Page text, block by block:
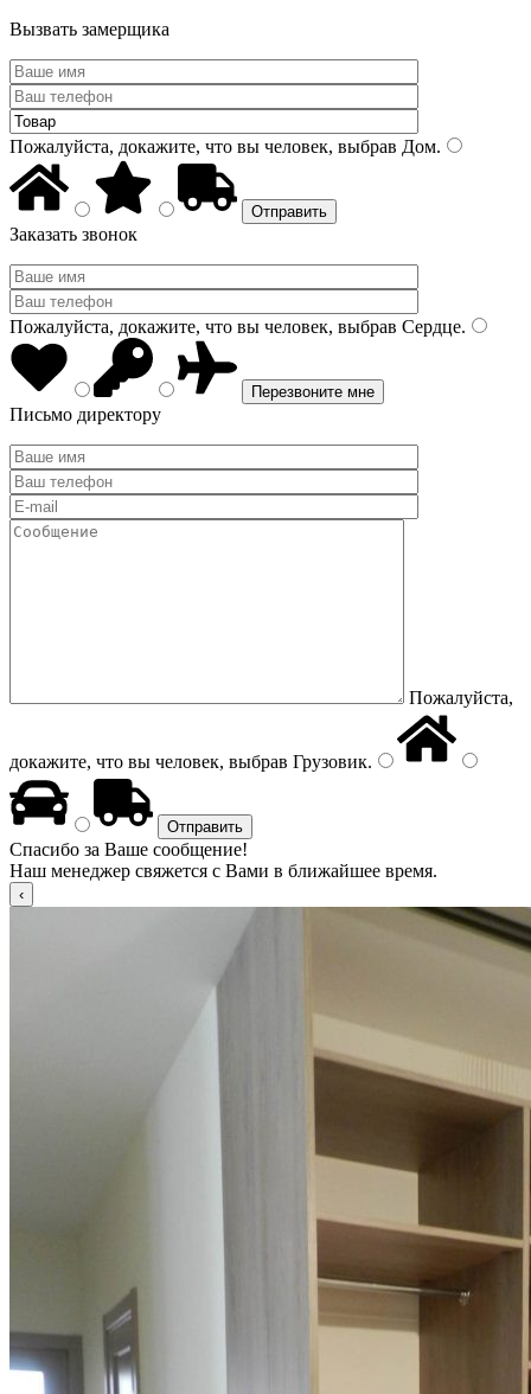
Вызвать замерщика
Пожалуйста, докажите, что вы человек, выбрав Дом.
Заказать звонок
Пожалуйста, докажите, что вы человек, выбрав Сердце.
Письмо директору
Пожалуйста,
докажите, что вы человек, выбрав Грузовик.
Спасибо за Ваше сообщение!
Наш менеджер свяжется с Вами в ближайшее время.